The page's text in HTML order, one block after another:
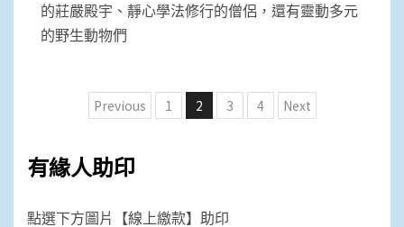
的莊嚴殿宇、靜心學法修行的僧侶，還有靈動多元
的野生動物們
文
分
Previous 1 2 3 4 Next
有緣人助印
點選下方圖片【線上繳款】助印